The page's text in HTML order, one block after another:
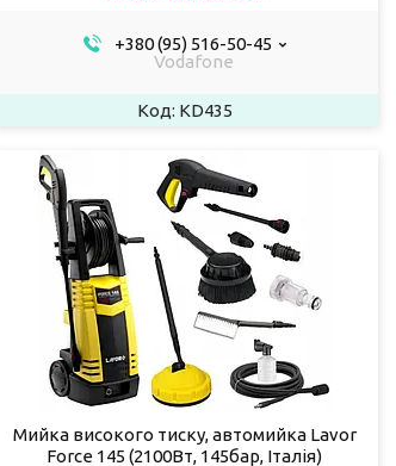
+380 (95) 516-50-45
Vodafone
KD435
Мийка високого тиску, автомийка Lavor
Force 145 (2100Вт, 145бар, Італія)